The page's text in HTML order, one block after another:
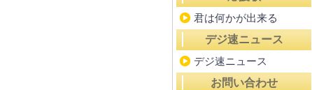
君は何かが出来る
デジ速ニュース
デジ速ニュース
お問い合わせ